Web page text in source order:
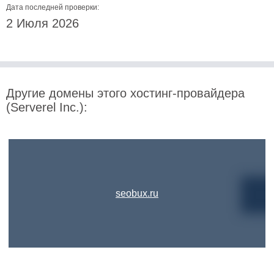
Дата последней проверки:
2 Июля 2026
Другие домены этого хостинг-провайдера
(Serverel Inc.):
seobux.ru